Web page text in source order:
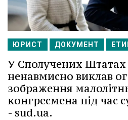
ЮРИСТ ДОКУМЕНТ
У Сполучених Штатах
ненавмисно виклав
зображення
конгресмена під час
- sud.ua.